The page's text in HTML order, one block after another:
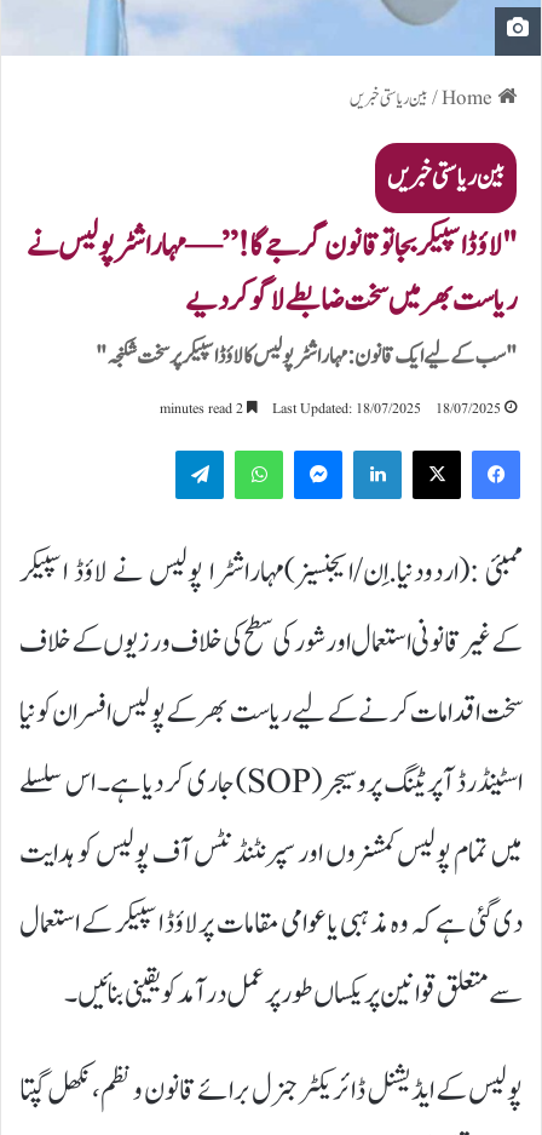
/بین ریاستی خبریں
بین ریاستی خبریں
"لاؤڈ اسپیکر بجا تو قانون گرجے گا!” — مہاراشٹر پولیس نے
ریاست بھر میں سخت ضابطے لاگو کر دیے
"سب کے لیے ایک قانون: مہاراشٹر پولیس کا لاؤڈ اسپیکر پر سخت شکنجہ"
18/07/2025
Last Updated: 18/07/2025
LinkedIn
WhatsApp
ممبئی :(اردودنیا.اِن/ایجنسیز)مہاراشٹرا پولیس نے لاؤڈ اسپیکر
کے غیر قانونی استعمال اور شور کی سطح کی خلاف ورزیوں کے خلاف
سخت اقدامات کرنے کے لیے ریاست بھر کے پولیس افسران کو نیا
اسٹینڈرڈ آپریٹنگ پروسیجر (SOP) جاری کر دیا ہے۔ اس سلسلے
میں تمام پولیس کمشنروں اور سپرنٹنڈنٹس آف پولیس کو ہدایت
دی گئی ہے کہ وہ مذہبی یا عوامی مقامات پر لاؤڈ اسپیکر کے استعمال
سے متعلق قوانین پر یکساں طور پر عمل درآمد کو یقینی بنائیں۔
پولیس کے ایڈیشنل ڈائریکٹر جنرل برائے قانون و نظم، نکھل گپتا